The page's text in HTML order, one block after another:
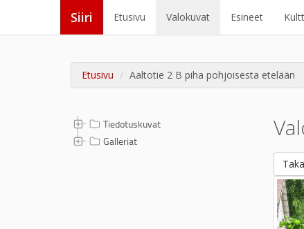
Siiri Etusivu Valokuvat Esineet
Etusivu Aaltotie 2 B piha pohjoisesta etelään
Tiedotuskuvat
Galleriat